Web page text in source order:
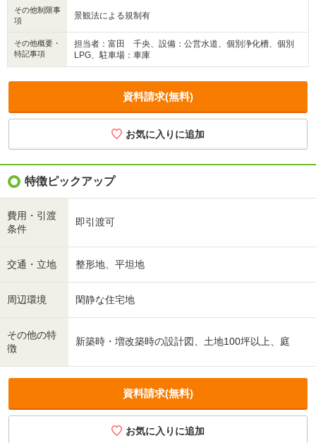
その他制限事
項
景観法による規制有
その他概要・
特記事項
担当者：富田 千央、設備：公営水道、個別浄化槽、個別
LPG、駐車場：車庫
資料請求(無料)
特徴ピックアップ
費用・引渡
条件
即引渡可
交通・立地 整形地、平坦地
周辺環境 閑静な住宅地
その他の特
徴
新築時・増改築時の設計図、土地100坪以上、庭
資料請求(無料)